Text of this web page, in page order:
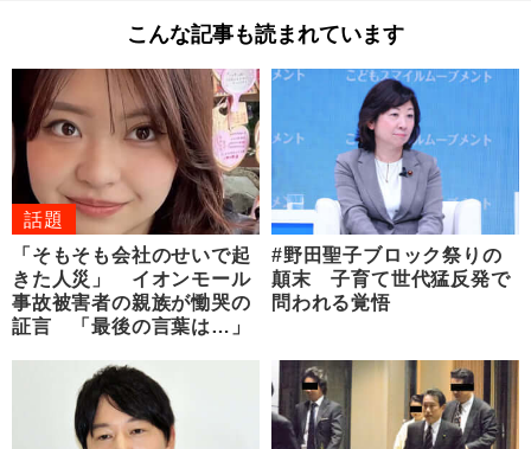
こんな記事も読まれています
話題
「そもそも会社のせいで起
きた人災」 イオンモール
事故被害者の親族が慟哭の
証言 「最後の言葉は…」
#野田聖子ブロック祭りの
顛末 子育て世代猛反発で
問われる覚悟